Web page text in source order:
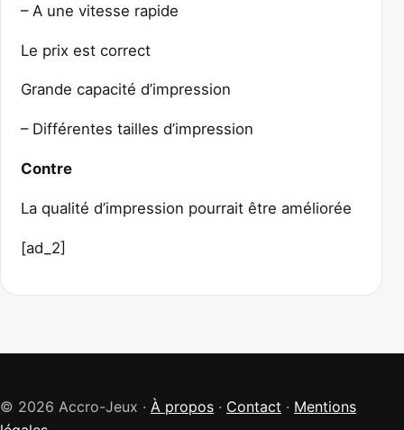
– A une vitesse rapide
Le prix est correct
Grande capacité d’impression
– Différentes tailles d’impression
Contre
La qualité d’impression pourrait être améliorée
[ad_2]
© 2026 Accro-Jeux · À propos · Contact · Mentions